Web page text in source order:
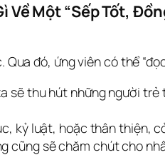
Một “Sếp Tốt,
đó, ứng viên có thể
sẽ thu hút những người
kỷ luật, hoặc thân thiện,
cũng sẽ chăm chút cho